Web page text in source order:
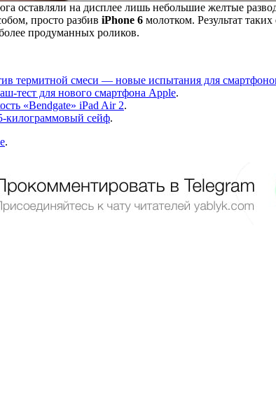
оставляли на дисплее лишь небольшие желтые
просто разбив iPhone 6 молотком. Результат
продуманных роликов.
термитной смеси — новые испытания для
тест для нового смартфона Apple.
«Bendgate» iPad Air 2.
килограммовый сейф.
.